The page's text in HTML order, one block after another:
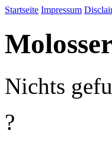
Startseite Impressum
Nichts
?